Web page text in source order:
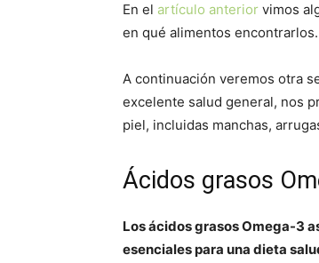
En el artículo anterior vimos
en qué alimentos encontrarlos.
A continuación veremos otra
excelente salud general, nos
piel, incluidas manchas,
Ácidos grasos
Los ácidos grasos Omega-3
esenciales para una dieta